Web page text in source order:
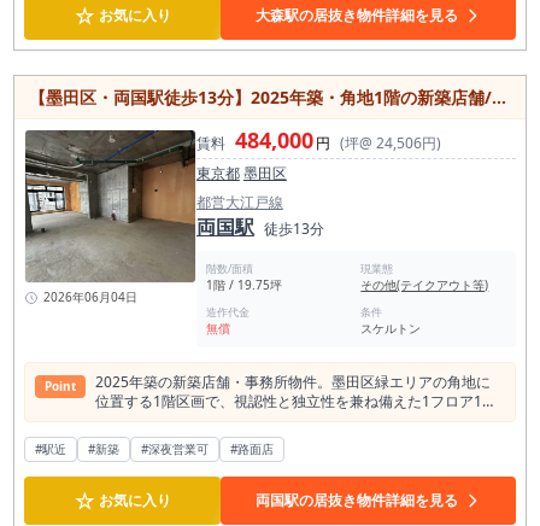
☆ お気に入り 大森駅の居抜き物件詳細を見る
【墨田区・両国駅徒歩13分】2025年築・角地1階の新築店舗/飲食店相談可能/1フロア1テナント/フリーレント1ヶ月
2026年06月04日
賃料 484,000円 (坪@ 24,506円)
東京都墨田区
都営大江戸線
両国駅 徒歩13分
階数/面積
1階 / 19.75坪
現業態
その他(テイクアウト等)
造作代金
無償
条件
スケルトン
Point
2025年築の新築店舗・事務所物件。墨田区緑エリアの角地に
位置する1階区画で、視認性と独立性を兼ね備えた1フロア1テ
ナント仕様です。 専有面積65.31㎡の使いやすい広さがあり、
飲食店をはじめ、物販店、サービス店舗、美容系サロン、クリ
ニック、事務所など幅広い業種をご検討いただけます。 室内は
スケルトン渡しのため、業態やコンセプトに合わせた自由度の
高い店舗づくりが可能。 天井高2.5m以上の開放的な空間で、
理想のレイアウトを実現できます。また、24時間利用可能なた
#駅近 #新築 #深夜営業可 #路面店
☆ お気に入り 両国駅の居抜き物件詳細を見る